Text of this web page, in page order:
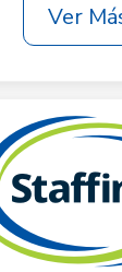
Ver